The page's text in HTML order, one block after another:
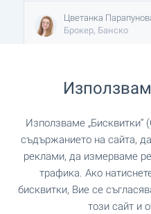
Цветанка
Брокер, Банско
Използваме „Бисквитки“
съдържанието на сайта,
реклами, да измерваме
трафика. Ако
бисквитки, Вие се
този сайт и